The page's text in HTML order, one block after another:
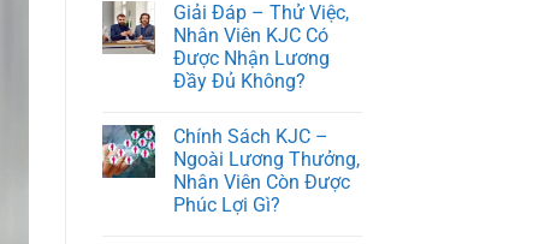
Giải Đáp – Thử Việc,
Nhân Viên KJC Có
Được Nhận Lương
Đầy Đủ Không?
Chính Sách KJC –
Ngoài Lương Thưởng,
Nhân Viên Còn Được
Phúc Lợi Gì?